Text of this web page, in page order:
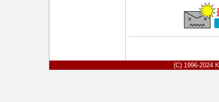
(C) 1996-2024